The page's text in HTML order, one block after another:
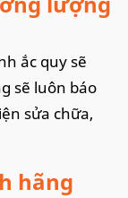
ắc quy sẽ
sẽ luôn báo
sửa chữa,
hãng